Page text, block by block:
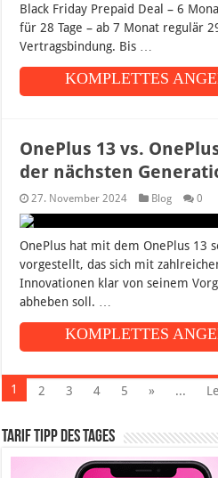
Black Friday Prepaid Deal – 6
für 28 Tage – ab 7 Monat regulär
Vertragsbindung. Bis …
KOMPLETTES
OnePlus 13 vs.
der nächsten
27. November 2024 Blog 0
OnePlus hat mit dem OnePlus 13
vorgestellt, das sich mit
Innovationen klar von seinem
abheben soll. …
KOMPLETTES
1 2 3 4 5 » ...
Tarif Tipp des Tages